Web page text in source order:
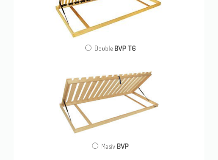
Double BVP T6
Masív BVP